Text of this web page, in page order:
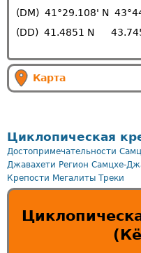
(DM) 41°29.108' N
(DD) 41.4851 N
Карта
Циклопическая
Достопримечательности
Джавахети Регион Самцхе-
Крепости Мегалиты Треки